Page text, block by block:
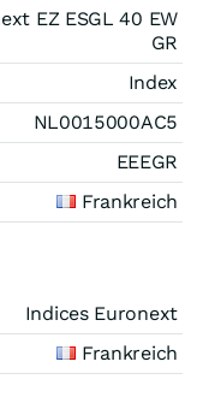
EZ ESGL 40 EW
GR
Index
NL0015000AC5
EEEGR
Frankreich
Indices Euronext
Frankreich